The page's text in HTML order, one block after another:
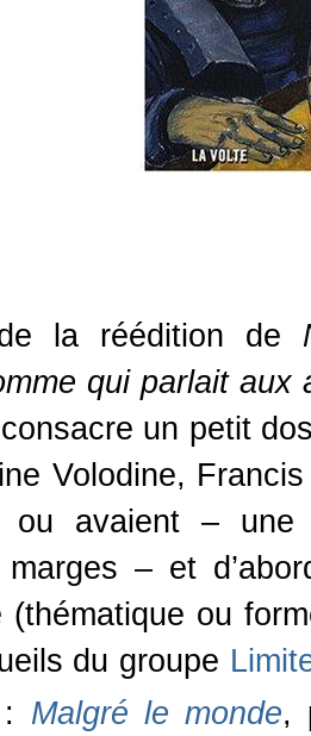
la réédition de
qui parlait aux
un petit
Volodine,
avaient – une
marges – et
(thématique ou
du groupe
Malgré le monde,